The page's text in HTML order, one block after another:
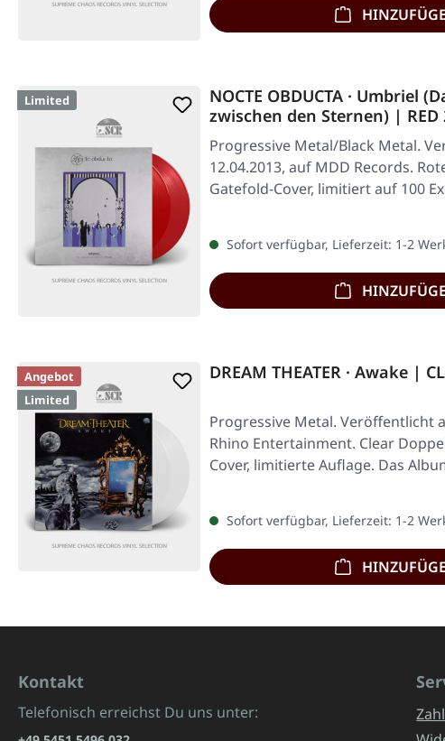
Limited
NOCTE OBDUCTA · Umbriel
zwischen den Sternen) | RED
Progressive Metal/Black Metal.
12.04.2013, auf MDD Records.
Gatefold-Cover, limitiert auf 100
Sofort verfügbar, Lieferzeit: 1-2
Angebot
Limited
DREAM THEATER · Awake |
Progressive Metal. Veröffentlicht
Rhino Entertainment. Clear
Cover, limitierte Auflage. Das
Sofort verfügbar, Lieferzeit: 1-2
Kontakt
Telefonisch erreichst Du uns unter: